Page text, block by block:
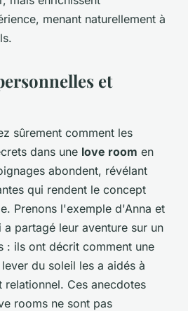
menant naturellement à
et
sûrement comment les
dans une love room en
abondent, révélant
qui rendent le concept
Prenons l'exemple d'Anna et
partagé leur aventure sur un
: ils ont décrit comment une
du soleil les a aidés à
relationnel. Ces anecdotes
rooms ne sont pas